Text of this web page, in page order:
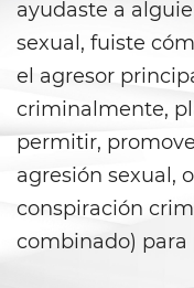
Health
Real
ayudaste a
sexual, fuiste
el agresor
criminalmente,
permitir,
agresión sexual,
conspiración
combinado) para